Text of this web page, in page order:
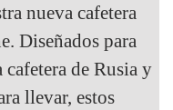
nueva cafetera
Diseñados para
de Rusia y
llevar, estos